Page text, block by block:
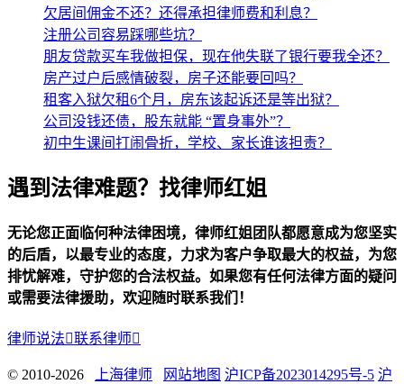
欠居间佣金不还？还得承担律师费和利息？
注册公司容易踩哪些坑？
朋友贷款买车我做担保，现在他失联了银行要我全还？
房产过户后感情破裂，房子还能要回吗？
租客入狱欠租6个月，房东该起诉还是等出狱？
公司没钱还债，股东就能 “置身事外”？
初中生课间打闹骨折，学校、家长谁该担责？
遇到法律难题？找律师红姐
无论您正面临何种法律困境，律师红姐团队都愿意成为您坚实
的后盾，以最专业的态度，力求为客户争取最大的权益，为您
排忧解难，守护您的合法权益。如果您有任何法律方面的疑问
或需要法律援助，欢迎随时联系我们！
律师说法联系律师
© 2010-2026 上海律师 网站地图 沪ICP备2023014295号-5 沪